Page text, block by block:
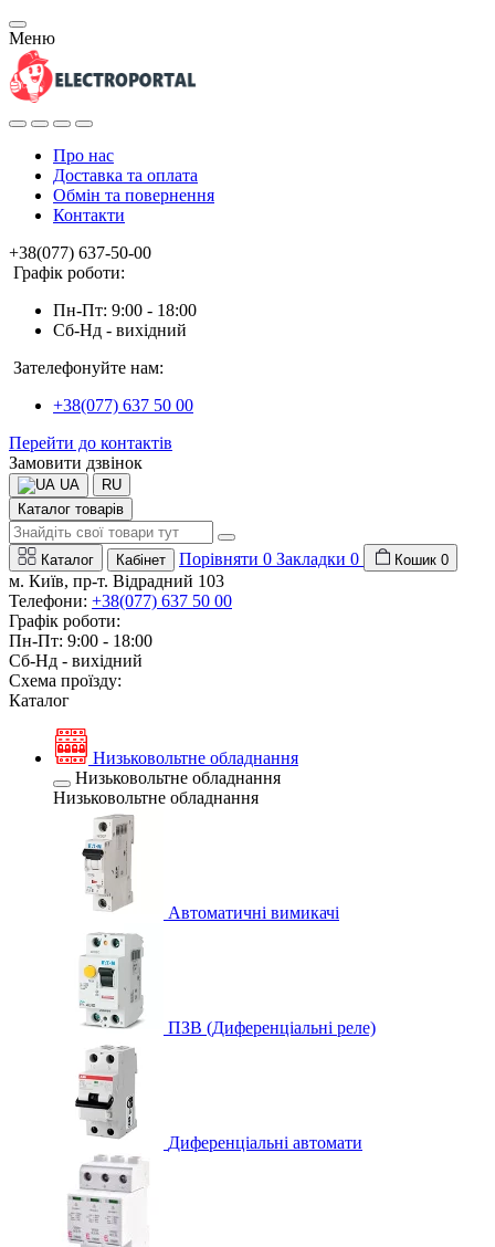
Меню
Про нас
Доставка та оплата
Обмін та повернення
Контакти
+38(077) 637-50-00
Графік роботи:
Пн-Пт: 9:00 - 18:00
Сб-Нд - вихідний
Зателефонуйте нам:
+38(077) 637 50 00
Перейти до контактів
Замовити дзвінок
UA
RU
Каталог товарів
Каталог Кабінет Порівняти 0 Закладки 0 Кошик 0
м. Київ, пр-т. Відрадний 103
Телефони: +38(077) 637 50 00
Графік роботи:
Пн-Пт: 9:00 - 18:00
Сб-Нд - вихідний
Схема проїзду:
Каталог
Низьковольтне обладнання
Низьковольтне обладнання
Низьковольтне обладнання
Автоматичні вимикачі
ПЗВ (Диференціальні реле)
Диференціальні автомати